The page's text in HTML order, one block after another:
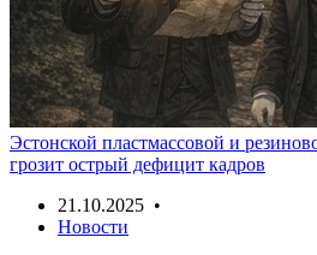
Эстонской пластмассовой и
грозит острый дефицит кадров
21.10.2025 •
Новости